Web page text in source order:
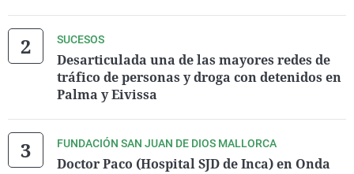
SUCESOS
Desarticulada una de las mayores redes de
tráfico de personas y droga con detenidos en
Palma y Eivissa
FUNDACIÓN SAN JUAN DE DIOS MALLORCA
Doctor Paco (Hospital SJD de Inca) en Onda